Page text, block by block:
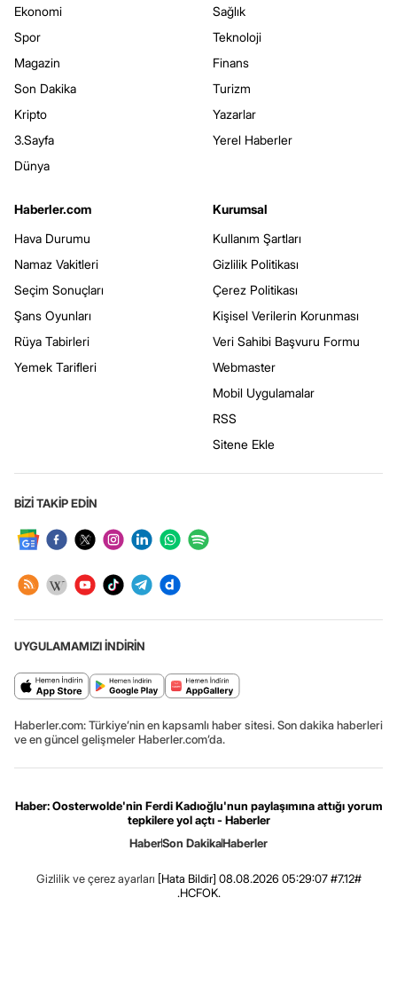
Ekonomi
Spor
Magazin
Son Dakika
Kripto
3.Sayfa
Dünya
Sağlık
Teknoloji
Finans
Turizm
Yazarlar
Yerel Haberler
Haberler.com
Hava Durumu
Namaz Vakitleri
Seçim Sonuçları
Şans Oyunları
Rüya Tabirleri
Yemek Tarifleri
Kurumsal
Kullanım Şartları
Gizlilik Politikası
Çerez Politikası
Kişisel Verilerin Korunması
Veri Sahibi Başvuru Formu
Webmaster
Mobil Uygulamalar
RSS
Sitene Ekle
BİZİ TAKİP EDİN
UYGULAMAMIZI İNDİRİN
Haberler.com: Türkiye’nin en kapsamlı haber sitesi. Son dakika haberleri
ve en güncel gelişmeler Haberler.com’da.
Haber: Oosterwolde'nin Ferdi Kadıoğlu'nun paylaşımına attığı yorum
tepkilere yol açtı - Haberler
HaberSon DakikaHaberler
Gizlilik ve çerez ayarları [Hata Bildir] 08.08.2026 05:29:07 #7.12#
.HCFOK.